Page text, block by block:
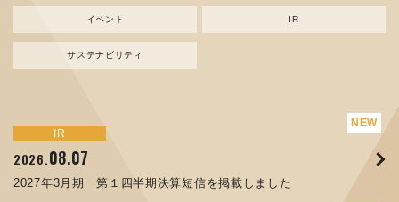
イベント IR
サステナビリティ
IR
2026.08.07
2027年3月期 第１四半期決算短信を掲載しました
新規事業
2024.04.10
資源ごみAI 自動選別機 販売開始のお知らせ
お知らせ
2026.08.05
夏季休業のお知らせ
トピックス
2026.07.17
ORANGE NEWS Vol. 014を掲載しました
イベント
2026.04.03
MEX金沢2026 出展のご案内 ※終了しました
IR
2026.08.07
2027年3月期 第１四半期決算短信を掲載しました
サステナビリティ
2026.07.24
中学生（光野中学校）の職場体験を実施しました